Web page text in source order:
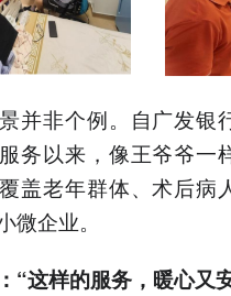
并非个例。自广发银
务以来，像王爷爷一
盖老年群体、术后病
微企业。
“这样的服务，暖心又